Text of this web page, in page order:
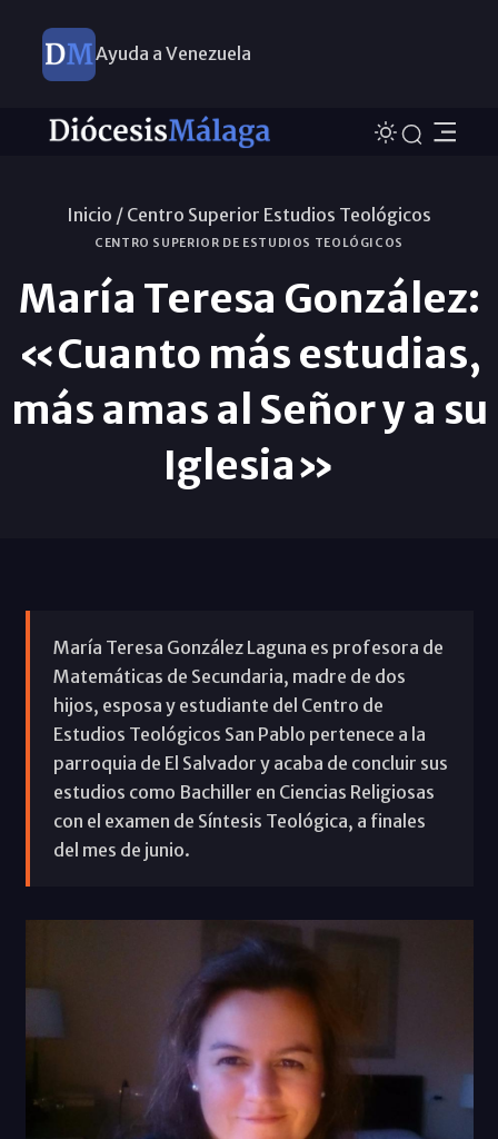
Ayuda a Venezuela
Inicio / Centro Superior Estudios Teológicos
CENTRO SUPERIOR DE ESTUDIOS TEOLÓGICOS
María Teresa González:
«Cuanto más estudias,
más amas al Señor y a su
Iglesia»
María Teresa González Laguna es profesora de
Matemáticas de Secundaria, madre de dos
hijos, esposa y estudiante del Centro de
Estudios Teológicos San Pablo pertenece a la
parroquia de El Salvador y acaba de concluir sus
estudios como Bachiller en Ciencias Religiosas
con el examen de Síntesis Teológica, a finales
del mes de junio.